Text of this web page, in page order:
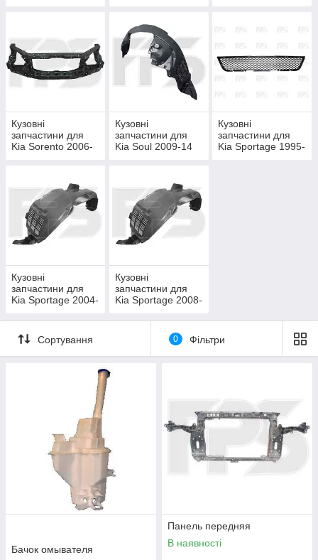
Кузовні
запчастини для
Kia Sorento 2006-
Кузовні
запчастини для
Kia Soul 2009-14
Кузовні
запчастини для
Kia Sportage 1995-
Кузовні
запчастини для
Kia Sportage 2004-
Кузовні
запчастини для
Kia Sportage 2008-
Сортування 0 Фільтри
Бачок омывателя
Панель передняя
В наявності